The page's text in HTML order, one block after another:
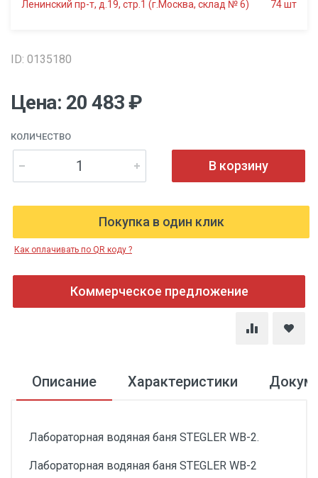
Ленинский пр-т, д.19, стр.1 (г.Москва, склад № 6) 74шт
ID: 0135180
Цена: 20 483 ₽
КОЛИЧЕСТВО
В корзину
Покупка в один клик
Как оплачивать по QR коду ?
Коммерческое предложение
Описание Характеристики
Лабораторная водяная баня STEGLER WB-2.
Лабораторная водяная баня STEGLER WB-2